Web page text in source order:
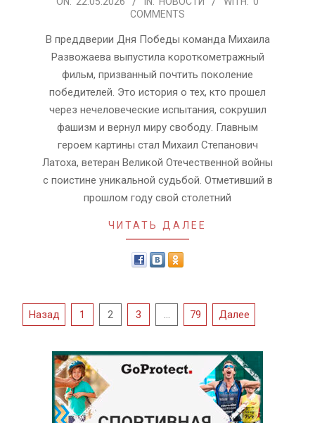
22
COMMENTS
В преддверии Дня Победы команда Михаила
Развожаева выпустила короткометражный
фильм, призванный почтить поколение
победителей. Это история о тех, кто прошел
через нечеловеческие испытания, сокрушил
фашизм и вернул миру свободу. Главным
героем картины стал Михаил Степанович
Латоха, ветеран Великой Отечественной войны
с поистине уникальной судьбой. Отметивший в
прошлом году свой столетний
ЧИТАТЬ ДАЛЕЕ
Навигация
записям
Назад 1 2 3 … 79 Далее